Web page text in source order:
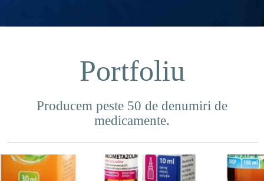
Portfoliu
Producem peste 50 de denumiri de
medicamente.